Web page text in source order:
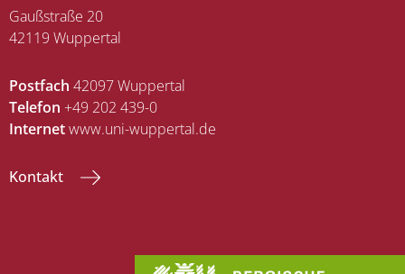
Gaußstraße 20
42119 Wuppertal
Postfach 42097 Wuppertal
Telefon +49 202 439-0
Internetwww.uni-wuppertal.de
Kontakt